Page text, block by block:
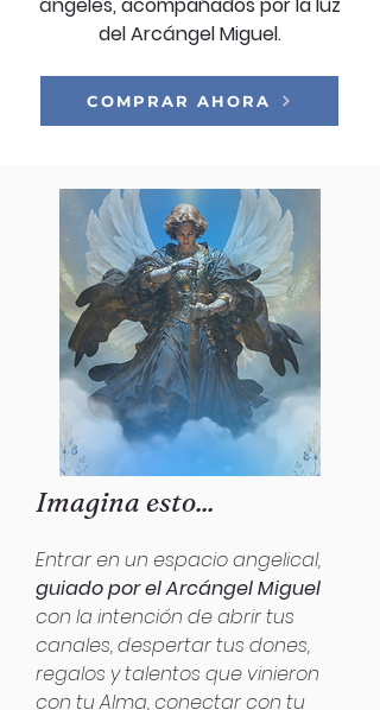
del Arcángel Miguel.
COMPRAR AHORA
Imagina esto...
Entrar en un espacio angelical,
guiado por el Arcángel Miguel
con la intención de abrir tus
canales, despertar tus dones,
regalos y talentos que vinieron
con tu Alma, conectar con tu